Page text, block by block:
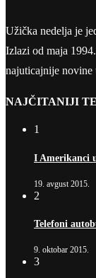
Užička nedelja je
Izlazi od maja
najuticajnije
NAJČITANIJI
1
I Amerikanci
19. avgust 2015.
2
Telefoni
9. oktobar 2015.
3